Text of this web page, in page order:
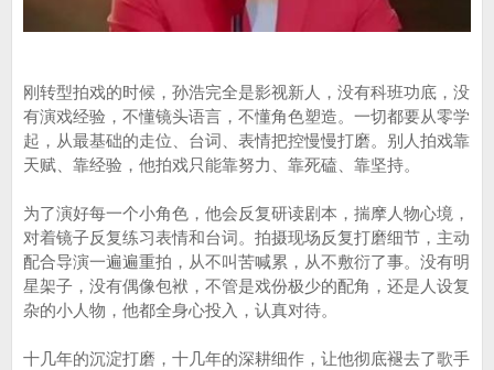
刚转型拍戏的时候，孙浩完全是影视新人，没有科班功底，没
有演戏经验，不懂镜头语言，不懂角色塑造。一切都要从零学
起，从最基础的走位、台词、表情把控慢慢打磨。别人拍戏靠
天赋、靠经验，他拍戏只能靠努力、靠死磕、靠坚持。
为了演好每一个小角色，他会反复研读剧本，揣摩人物心境，
对着镜子反复练习表情和台词。拍摄现场反复打磨细节，主动
配合导演一遍遍重拍，从不叫苦喊累，从不敷衍了事。没有明
星架子，没有偶像包袱，不管是戏份极少的配角，还是人设复
杂的小人物，他都全身心投入，认真对待。
十几年的沉淀打磨，十几年的深耕细作，让他彻底褪去了歌手